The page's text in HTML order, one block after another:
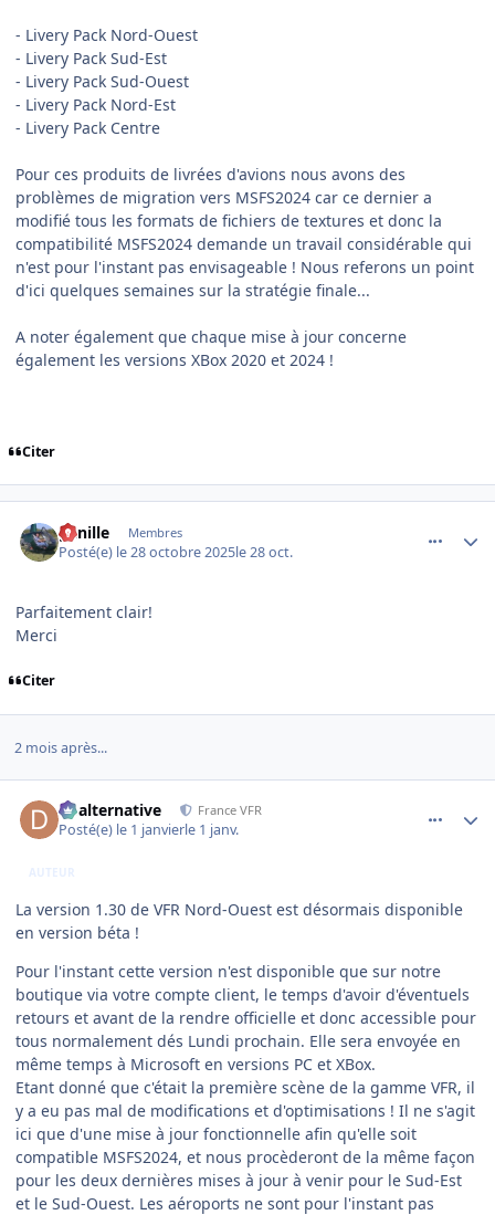
- Livery Pack Nord-Ouest
- Livery Pack Sud-Est
- Livery Pack Sud-Ouest
- Livery Pack Nord-Est
- Livery Pack Centre
Pour ces produits de livrées d'avions nous avons des
problèmes de migration vers MSFS2024 car ce dernier a
modifié tous les formats de fichiers de textures et donc la
compatibilité MSFS2024 demande un travail considérable qui
n'est pour l'instant pas envisageable ! Nous referons un point
d'ici quelques semaines sur la stratégie finale...
A noter également que chaque mise à jour concerne
également les versions XBox 2020 et 2024 !
Citer
ganille Membres
Posté(e) le 28 octobre 2025le 28 oct.
Parfaitement clair!
Merci
Citer
2 mois après...
dbalternative France VFR
Posté(e) le 1 janvierle 1 janv.
AUTEUR
La version 1.30 de VFR Nord-Ouest est désormais disponible
en version béta !
Pour l'instant cette version n'est disponible que sur notre
boutique via votre compte client, le temps d'avoir d'éventuels
retours et avant de la rendre officielle et donc accessible pour
tous normalement dés Lundi prochain. Elle sera envoyée en
même temps à Microsoft en versions PC et XBox.
Etant donné que c'était la première scène de la gamme VFR, il
y a eu pas mal de modifications et d'optimisations ! Il ne s'agit
ici que d'une mise à jour fonctionnelle afin qu'elle soit
compatible MSFS2024, et nous procèderont de la même façon
pour les deux dernières mises à jour à venir pour le Sud-Est
et le Sud-Ouest. Les aéroports ne sont pour l'instant pas